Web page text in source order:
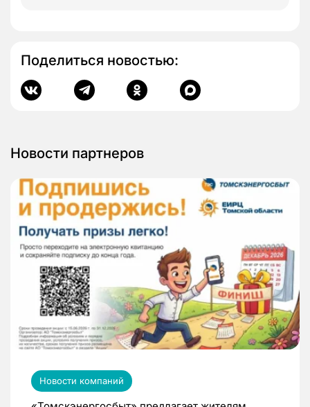
Поделиться новостью:
Новости партнеров
Новости компаний